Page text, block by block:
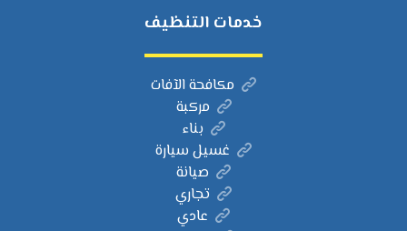
خدمات التنظيف
مكافحة الآفات
مركبة
بناء
غسيل سيارة
صيانة
تجاري
عادي